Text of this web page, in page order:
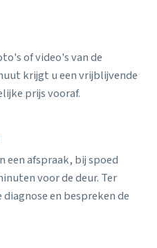
of video's van de
krijgt u een vrijblijvende
prijs vooraf.
een afspraak, bij spoed
voor de deur. Ter
en bespreken de